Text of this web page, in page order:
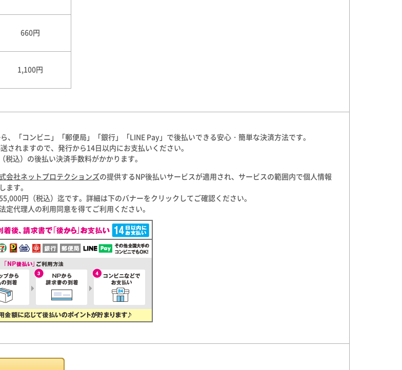
660円
1,100円
、「コンビニ」「郵便局」「銀行」「LINE Pay」で後払いできる安心・簡単な決済方法です。
されますので、発行から14日以内にお支払いください。
税込）の後払い決済手数料がかかります。
会社ネットプロテクションズ の提供するNP後払いサービスが適用され、サービスの範囲内で個人情報
ます。
円（税込）迄です。詳細は下のバナーをクリックしてご確認ください。
定代理人の利用同意を得てご利用ください。